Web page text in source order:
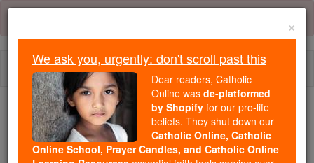
Skip
content
Trending:
Daily Reading for Thursday, October ...
Today's Reading The Mysteries of the Rosary
×
We ask you, urgently: don't scroll past this
Dear readers, Catholic
Online was de-platformed
by Shopify for our pro-life
beliefs. They shut down our
Catholic Online, Catholic
Online School, Prayer Candles, and Catholic Online